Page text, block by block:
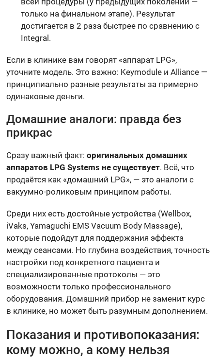
только на финальном этапе). Результат
достигается в 2 раза быстрее по сравнению с
Integral.
Если в клинике вам говорят «аппарат LPG»,
уточните модель. Это важно: Keymodule и Alliance —
принципиально разные результаты за примерно
одинаковые деньги.
Домашние аналоги: правда без
прикрас
Сразу важный факт:оригинальных домашних
аппаратов LPG Systems не существует. Всё, что
продаётся как «домашний LPG», — это аналоги с
вакуумно-роликовым принципом работы.
Среди них есть достойные устройства (Wellbox,
iVaks, Yamaguchi EMS Vacuum Body Massage),
которые подойдут для поддержания эффекта
между сеансами. Но глубина воздействия, точность
настройки под конкретного пациента и
специализированные протоколы — это
возможности только профессионального
оборудования. Домашний прибор не заменит курс
в клинике, но может быть разумным дополнением.
Показания и противопоказания:
кому можно, а кому нельзя